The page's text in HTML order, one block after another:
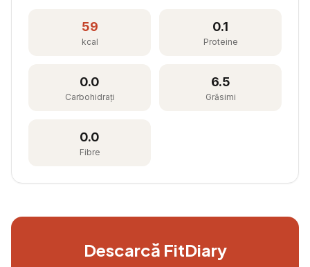
59
kcal
0.1
Proteine
0.0
Carbohidrați
6.5
Grăsimi
0.0
Fibre
Descarcă FitDiary